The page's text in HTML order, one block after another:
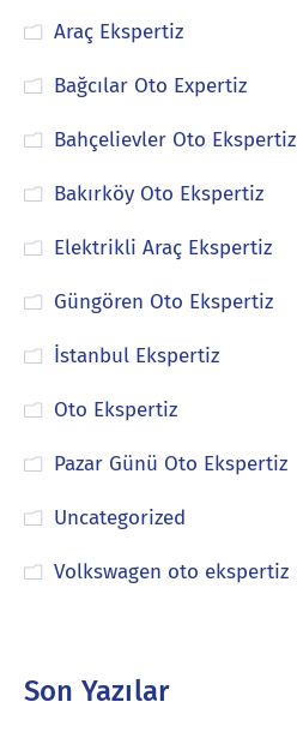
Araç Ekspertiz
Bağcılar Oto Expertiz
Bahçelievler Oto Ekspertiz
Bakırköy Oto Ekspertiz
Elektrikli Araç Ekspertiz
Güngören Oto Ekspertiz
İstanbul Ekspertiz
Oto Ekspertiz
Pazar Günü Oto Ekspertiz
Uncategorized
Volkswagen oto ekspertiz
Son Yazılar